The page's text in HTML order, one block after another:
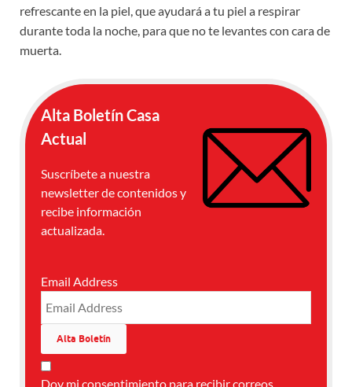
refrescante en la piel, que ayudará a tu piel a respirar
durante toda la noche, para que no te levantes con cara de
muerta.
Alta Boletín Casa
Actual
Suscríbete a nuestra
newsletter de contenidos y
recibe información
actualizada.
Email Address
Doy mi consentimiento para recibir correos